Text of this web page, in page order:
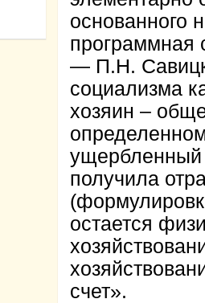
основанного
программная
— П.Н.
социализма
хозяин –
ущербленный
получила
остается
счет».